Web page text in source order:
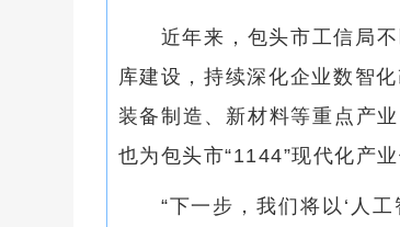
近年来，包头市工信局
库建设，持续深化企业数智
装备制造、新材料等重点产
也为包头市“1144”现代化产
“下一步，我们将以‘人